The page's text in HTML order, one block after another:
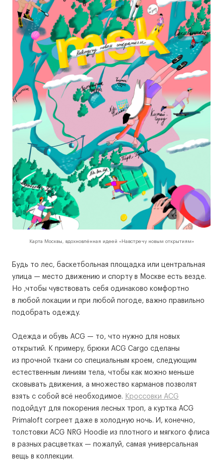
Карта Москвы, вдохновлённая идеей «Навстречу новым открытиям»
Будь то лес, баскетбольная площадка или центральная
улица — место движению и спорту в Москве есть везде.
Но ,чтобы чувствовать себя одинаково комфортно
в любой локации и при любой погоде, важно правильно
подобрать одежду.
Одежда и обувь ACG — то, что нужно для новых
открытий. К примеру, брюки ACG Cargo сделаны
из прочной ткани со специальным кроем, следующим
естественным линиям тела, чтобы как можно меньше
сковывать движения, а множество карманов позволят
взять с собой всё необходимое. Кроссовки ACG
подойдут для покорения лесных троп, а куртка ACG
Primaloft согреет даже в холодную ночь. И, конечно,
толстовки ACG NRG Hoodie из плотного и мягкого флиса
в разных расцветках — пожалуй, самая универсальная
вещь в коллекции.